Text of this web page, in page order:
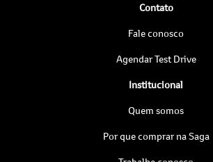
Contato
Fale conosco
Agendar Test Drive
Institucional
Quem somos
Por que comprar na Saga